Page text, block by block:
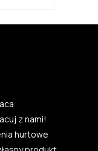
z nami!
hurtowe